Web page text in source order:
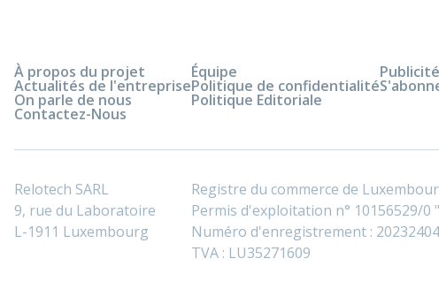
À propos du projet
Actualités de l'entreprise
On parle de nous
Contactez-Nous
Équipe
Politique de confidentialité
Politique Editoriale
Relotech SARL
9, rue du Laboratoire
L-1911 Luxembourg
Registre du commerce de
Permis d'exploitation n° 10156529/0
Numéro d'enregistrement :
TVA : LU35271609